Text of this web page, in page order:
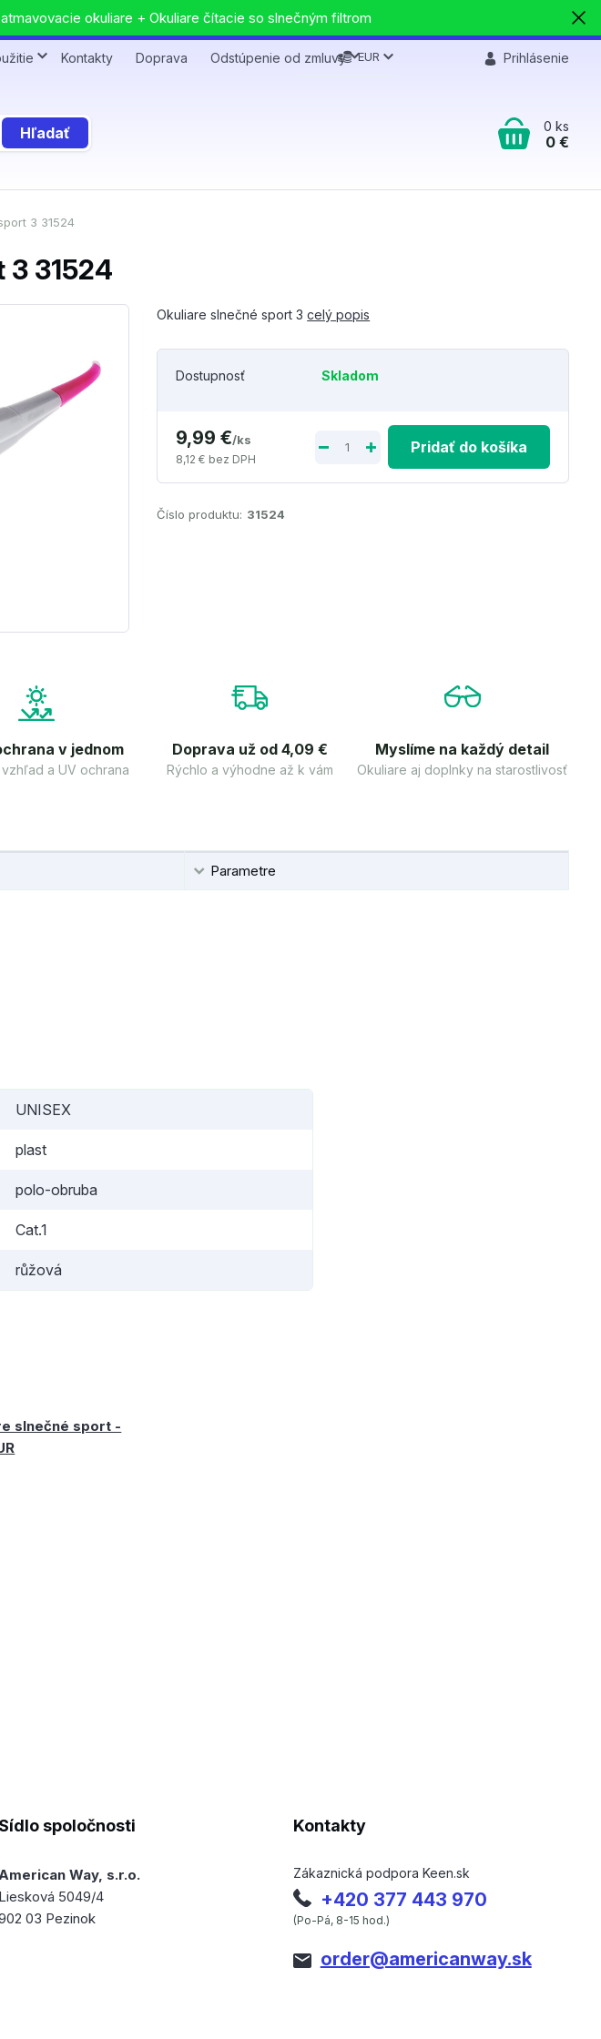
okuliare + Okuliare čítacie so slnečným filtrom
Kontakty Doprava Odstúpenie od zmluvy EUR Prihlásenie
Hľadať 0 ks
0 €
3 31524
3 31524
Okuliare slnečné sport 3celý popis
Dostupnosť Skladom
9,99 €/ks
8,12 € bez DPH
Pridať do košíka
Číslo produktu: 31524
v jednom
a UV ochrana
Doprava už od 4,09 €
Rýchlo a výhodne až k vám
Myslíme na každý detail
Okuliare aj doplnky na starostlivosť
Parametre
UNISEX
plast
polo-obruba
Cat.1
růžová
slnečné sport -
Sídlo spoločnosti
Way, s.r.o.
Liesková 5049/4
03 Pezinok
Kontakty
Zákaznická podpora Keen.sk
+420 377 443 970
(Po-Pá, 8-15 hod.)
order@americanway.sk